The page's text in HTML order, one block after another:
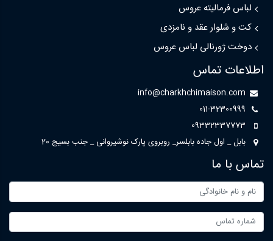
لباس فرمالیته عروس
کت و شلوار عقد و نامزدی
دوخت ژورنالی لباس عروس
اطلاعات تماس
info@charkhchimaison.com
011-32300999
09332337773
بابل _ اول جاده بابلسر_ روبروی پارک نوشیروانی _ جنب بسیج 20
تماس با ما